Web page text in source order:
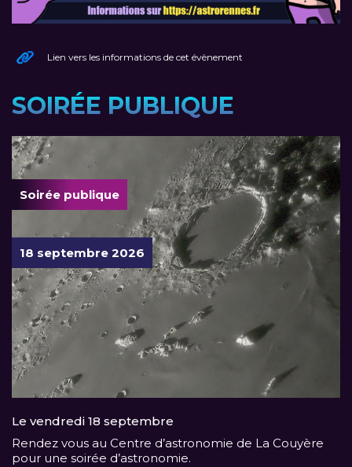
Lien vers les informations de cet évènement
SOIRÉE PUBLIQUE
Soirée publique
18 septembre 2026
Le vendredi 18 septembre
Rendez vous au Centre d’astronomie de La Couyère
pour une soirée d’astronomie.